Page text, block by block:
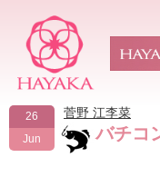
26
Jun
菅野 江李菜
バチコ